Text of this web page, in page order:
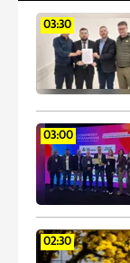
03:30
03:00
02:30